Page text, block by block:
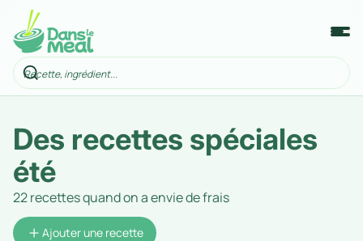
Des recettes spéciales
été
22 recettes quand on a envie de frais
Ajouter une recette